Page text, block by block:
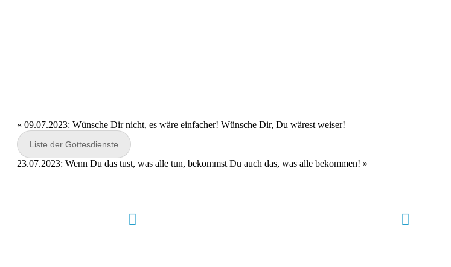
« 09.07.2023: Wünsche Dir nicht, es wäre einfacher! Wünsche Dir, Du wärest weiser!
Liste der Gottesdienste
23.07.2023: Wenn Du das tust, was alle tun, bekommst Du auch das, was alle bekommen! »